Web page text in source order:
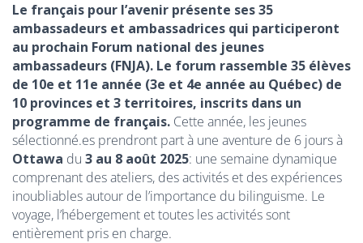
Le français pour l’avenir présente ses 35
ambassadeurs et ambassadrices qui participeront
au prochain Forum national des jeunes
ambassadeurs (FNJA). Le forum rassemble 35 élèves
de 10e et 11e année (3e et 4e année au Québec) de
10 provinces et 3 territoires, inscrits dans un
programme de français. Cette année, les jeunes
sélectionné.es prendront part à une aventure de 6 jours à
Ottawa du 3 au 8 août 2025: une semaine dynamique
comprenant des ateliers, des activités et des expériences
inoubliables autour de l’importance du bilinguisme. Le
voyage, l’hébergement et toutes les activités sont
entièrement pris en charge.